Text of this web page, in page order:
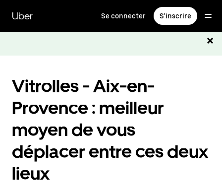
contenu
principal
Uber Se connecter S'inscrire
Vitrolles - Aix-en-
Provence : meilleur
moyen de vous
déplacer entre ces deux
lieux